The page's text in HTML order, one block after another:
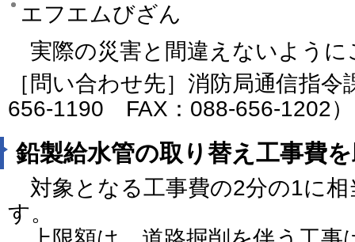
エフエムびざん
実際の災害と間違えないように
［問い合わせ先］消防局通信指
656-1190 FAX：088-656-1202）
鉛製給水管の取り替え工事費
対象となる工事費の2分の1に相
す。